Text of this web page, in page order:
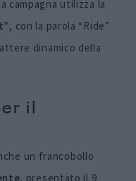
campagna utilizza la
, con la parola “Ride”
dinamico della
il
un francobollo
, presentato il 9